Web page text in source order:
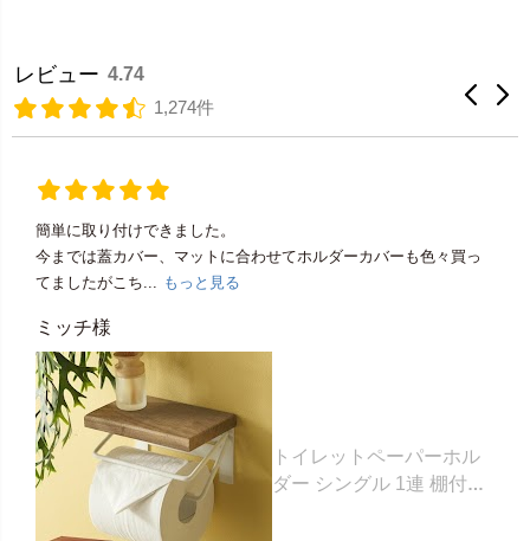
レビュー 4.74
1,274件
簡単に取り付けできました。
今までは蓋カバー、マットに合わせてホルダーカバーも色々買っ
てましたがこち...
もっと見る
ミッチ様
トイレットペーパーホル
ダー シングル 1連 棚付き